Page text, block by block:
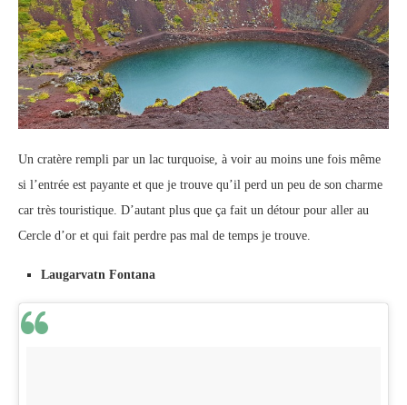
Un cratère rempli par un lac turquoise, à voir au moins une fois même
si l’entrée est payante et que je trouve qu’il perd un peu de son charme
car très touristique. D’autant plus que ça fait un détour pour aller au
Cercle d’or et qui fait perdre pas mal de temps je trouve.
Laugarvatn Fontana